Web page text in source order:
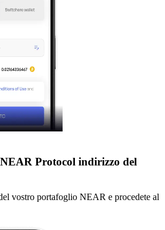
Protocol indirizzo del
vostro portafoglio NEAR e procedete al